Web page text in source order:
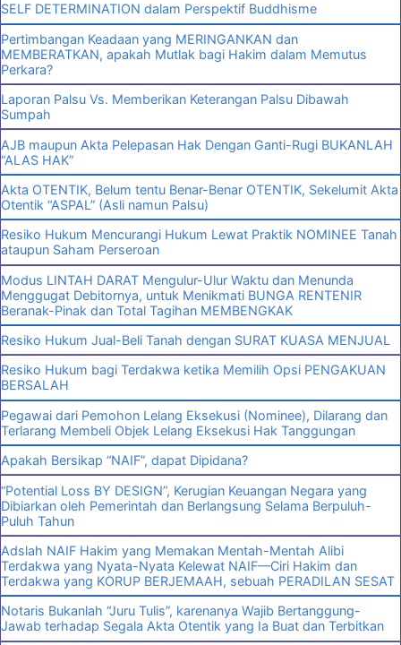
SELF DETERMINATION dalam Perspektif Buddhisme
Pertimbangan Keadaan yang MERINGANKAN dan
MEMBERATKAN, apakah Mutlak bagi Hakim dalam Memutus
Perkara?
Laporan Palsu Vs. Memberikan Keterangan Palsu Dibawah
Sumpah
AJB maupun Akta Pelepasan Hak Dengan Ganti-Rugi BUKANLAH
“ALAS HAK”
Akta OTENTIK, Belum tentu Benar-Benar OTENTIK, Sekelumit Akta
Otentik “ASPAL” (Asli namun Palsu)
Resiko Hukum Mencurangi Hukum Lewat Praktik NOMINEE Tanah
ataupun Saham Perseroan
Modus LINTAH DARAT Mengulur-Ulur Waktu dan Menunda
Menggugat Debitornya, untuk Menikmati BUNGA RENTENIR
Beranak-Pinak dan Total Tagihan MEMBENGKAK
Resiko Hukum Jual-Beli Tanah dengan SURAT KUASA MENJUAL
Resiko Hukum bagi Terdakwa ketika Memilih Opsi PENGAKUAN
BERSALAH
Pegawai dari Pemohon Lelang Eksekusi (Nominee), Dilarang dan
Terlarang Membeli Objek Lelang Eksekusi Hak Tanggungan
Apakah Bersikap “NAIF”, dapat Dipidana?
“Potential Loss BY DESIGN”, Kerugian Keuangan Negara yang
Dibiarkan oleh Pemerintah dan Berlangsung Selama Berpuluh-
Puluh Tahun
Adslah NAIF Hakim yang Memakan Mentah-Mentah Alibi
Terdakwa yang Nyata-Nyata Kelewat NAIF—Ciri Hakim dan
Terdakwa yang KORUP BERJEMAAH, sebuah PERADILAN SESAT
Notaris Bukanlah “Juru Tulis”, karenanya Wajib Bertanggung-
Jawab terhadap Segala Akta Otentik yang Ia Buat dan Terbitkan